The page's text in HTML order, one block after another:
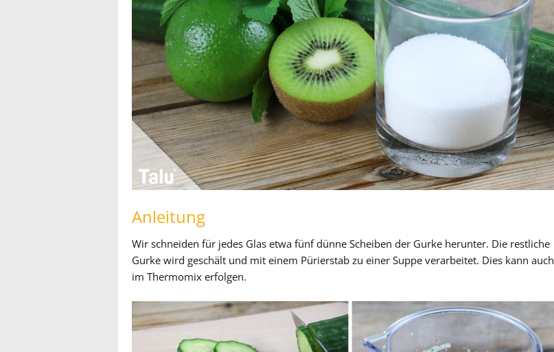
Anleitung
Wir schneiden für jedes Glas etwa fünf dünne Scheiben der Gurke herunter. Die restliche
Gurke wird geschält und mit einem Pürierstab zu einer Suppe verarbeitet. Dies kann auch
im Thermomix erfolgen.